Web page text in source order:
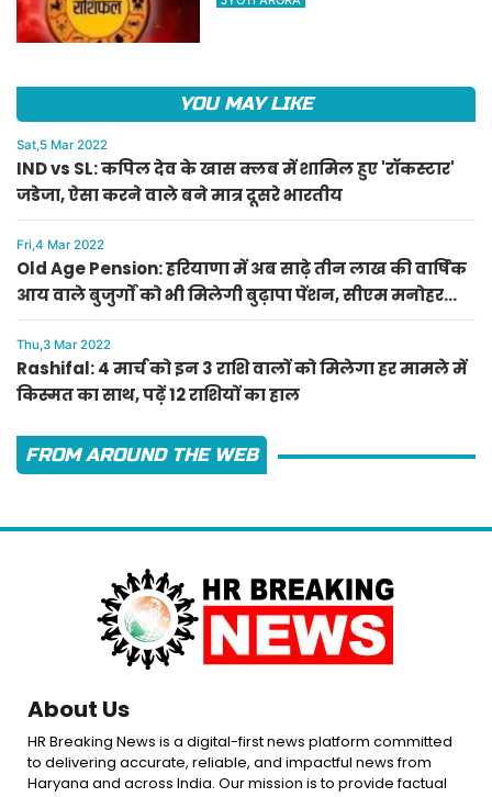
YOU MAY LIKE
Sat,5 Mar 2022
IND vs SL: कपिल देव के खास क्लब में शामिल हुए 'रॉकस्टार'
जडेजा, ऐसा करने वाले बने मात्र दूसरे भारतीय
Fri,4 Mar 2022
Old Age Pension: हरियाणा में अब साढ़े तीन लाख की वार्षिक
आय वाले बुजुर्गों को भी मिलेगी बुढ़ापा पेंशन, सीएम मनोहर
लाल का ऐलान
Thu,3 Mar 2022
Rashifal: 4 मार्च को इन 3 राशि वालों को मिलेगा हर मामले में
किस्मत का साथ, पढ़ें 12 राशियों का हाल
FROM AROUND THE WEB
About Us
HR Breaking News is a digital-first news platform committed
to delivering accurate, reliable, and impactful news from
Haryana and across India. Our mission is to provide factual